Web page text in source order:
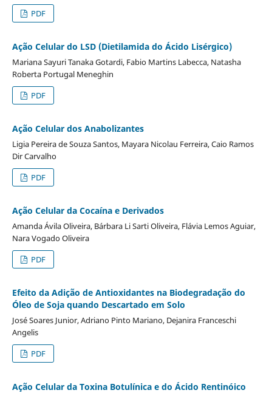
PDF
Ação Celular do LSD (Dietilamida do Ácido Lisérgico)
Mariana Sayuri Tanaka Gotardi, Fabio Martins Labecca, Natasha
Roberta Portugal Meneghin
PDF
Ação Celular dos Anabolizantes
Ligia Pereira de Souza Santos, Mayara Nicolau Ferreira, Caio Ramos
Dir Carvalho
PDF
Ação Celular da Cocaína e Derivados
Amanda Ávila Oliveira, Bárbara Li Sarti Oliveira, Flávia Lemos Aguiar,
Nara Vogado Oliveira
PDF
Efeito da Adição de Antioxidantes na Biodegradação do
Óleo de Soja quando Descartado em Solo
José Soares Junior, Adriano Pinto Mariano, Dejanira Franceschi
Angelis
PDF
Ação Celular da Toxina Botulínica e do Ácido Rentinóico